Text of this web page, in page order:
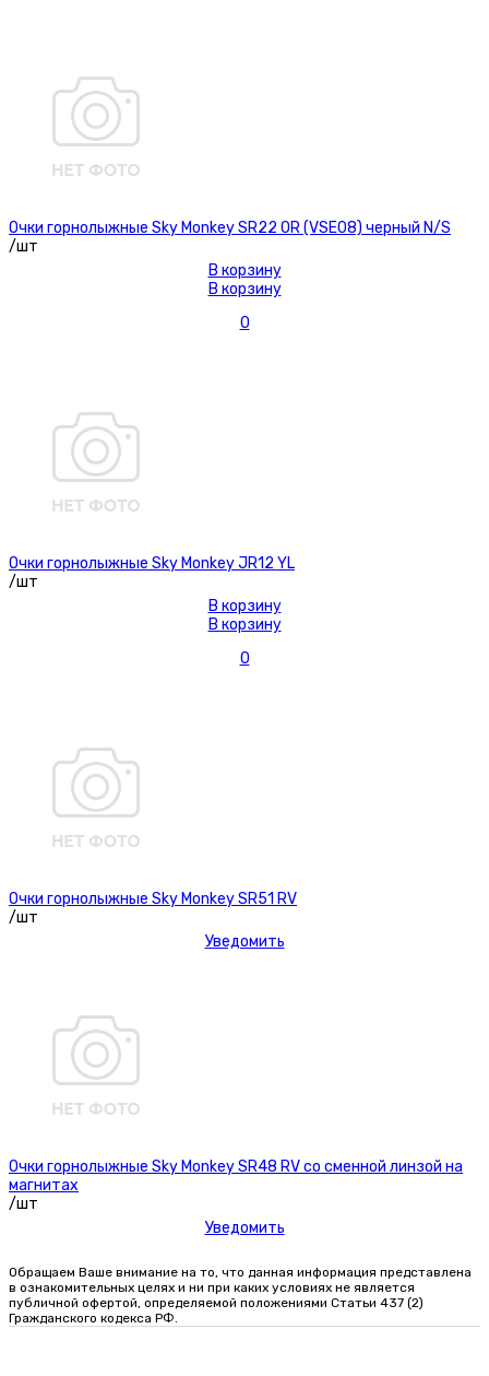
Очки горнолыжные Sky Monkey SR22 OR (VSE08) черный N/S
/шт
В корзину
В корзину
0
Очки горнолыжные Sky Monkey JR12 YL
/шт
В корзину
В корзину
0
Очки горнолыжные Sky Monkey SR51 RV
/шт
Уведомить
Очки горнолыжные Sky Monkey SR48 RV со сменной линзой на
магнитах
/шт
Уведомить
Обращаем Ваше внимание на то, что данная информация представлена
в ознакомительных целях и ни при каких условиях не является
публичной офертой, определяемой положениями Статьи 437 (2)
Гражданского кодекса РФ.